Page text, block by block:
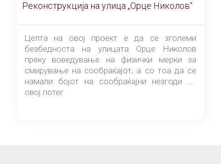
Реконструкција на улица „Орце Николов“
Целта на овој проект е да се зголеми
безбедноста на улицата Орце Николов
преку воведување на физички мерки за
смирување на сообраќајот, а со тоа да се
намали бојот на сообраќајни незгоди на
овој потег